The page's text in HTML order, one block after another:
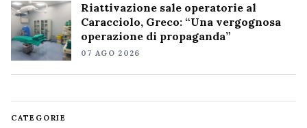
Riattivazione sale operatorie al
Caracciolo, Greco: “Una vergognosa
operazione di propaganda”
07 AGO 2026
CATEGORIE